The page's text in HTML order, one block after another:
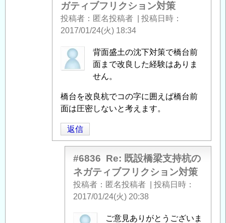
フ
リ
ク
ョ
ン
策 」
へ
の
返
信
ガティブフリクション対策
投稿者 匿名投稿者
投稿日時
2017/01/24(火) 18:34
匿
名
者
に
よ
る
「Re:
背面盛土の沈下対策で橋台前
面まで改良した経験はありま
せん。
橋台を改良杭でコの字に囲えば橋台前
面は圧密しないと考えます。
返信
#6836 Re: 既設橋梁支持杭の
ネガティブフリクション対策
投稿者 匿名投稿者
投稿日時
2017/01/24(火) 20:38
匿
ご意見ありがとうございま